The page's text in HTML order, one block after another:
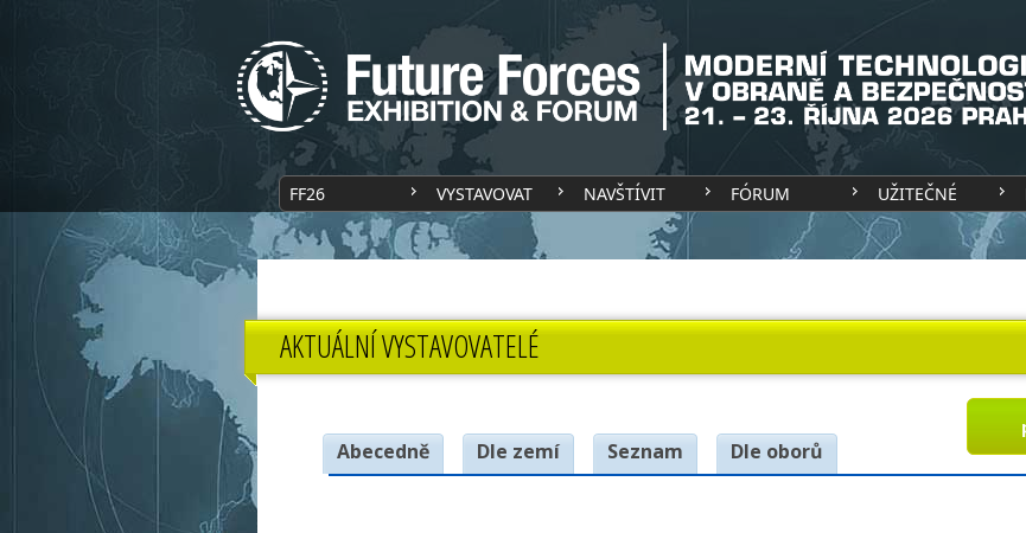
FF26 VYSTAVOVAT NAVŠTÍVIT FÓRUM UŽITEČNÉ
AKTUÁLNÍ VYSTAVOVATELÉ
Abecedně Dle zemí Seznam Dle oborů